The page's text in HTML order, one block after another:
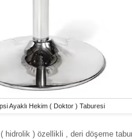
Ayaklı Hekim ( Doktor ) Taburesi
hidrolik ) özellikli , deri döşeme